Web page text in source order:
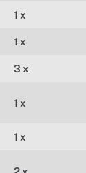
1 x
1 x
3 x
1 x
1 x